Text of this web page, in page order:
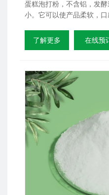
蛋糕泡打粉，不含铝，发
小。它可以使产品柔软，口
了解更多 在线预